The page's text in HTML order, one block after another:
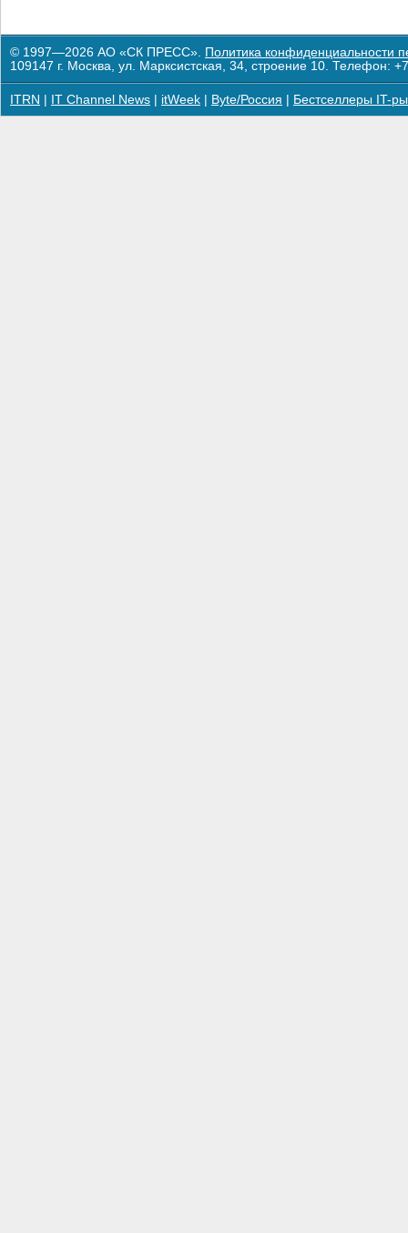
© 1997—2026 АО «СК ПРЕСС». Политика конфиденциальности
109147 г. Москва, ул. Марксистская, 34, строение 10. Телефон:
ITRN IT Channel News itWeek Byte/Россия Бестселлеры IT-